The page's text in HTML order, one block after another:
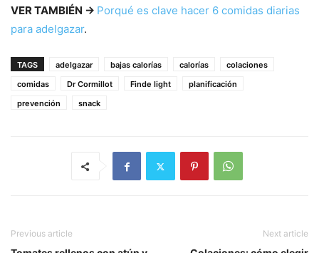
VER TAMBIÉN → Porqué es clave hacer 6 comidas diarias
para adelgazar.
TAGS adelgazar bajas calorías calorías
colaciones
comidas
Dr Cormillot Finde light
planificación
prevención
snack
Previous article Next article